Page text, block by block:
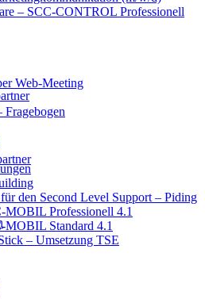
– SCC-CONTROL Professionell
Web-Meeting
den Second Level Support – Piding
Professionell 4.1
Standard 4.1
– Umsetzung TSE